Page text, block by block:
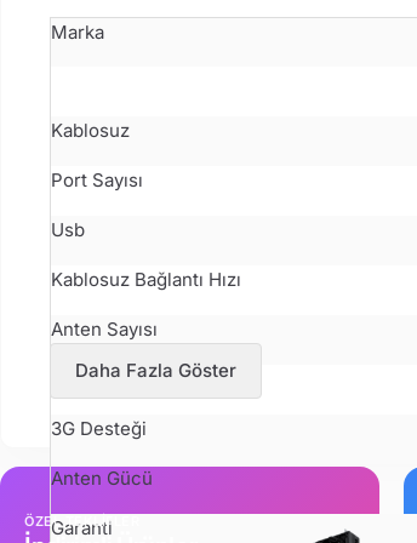
Marka
Kablosuz
Port Sayısı
Usb
Kablosuz Bağlantı Hızı
Anten Sayısı
Adsl 2+ Desteği
3G Desteği
Anten Gücü
Garanti
Daha Fazla Göster
ÖZEL TEKLİFLER